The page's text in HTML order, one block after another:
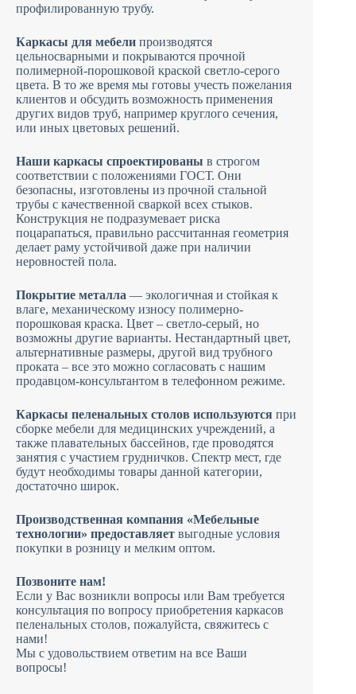
профилированную трубу.
Каркасы для мебели производятся
цельносварными и покрываются прочной
полимерной-порошковой краской светло-серого
цвета. В то же время мы готовы учесть пожелания
клиентов и обсудить возможность применения
других видов труб, например круглого сечения,
или иных цветовых решений.
Наши каркасы спроектированы в строгом
соответствии с положениями ГОСТ. Они
безопасны, изготовлены из прочной стальной
трубы с качественной сваркой всех стыков.
Конструкция не подразумевает риска
поцарапаться, правильно рассчитанная геометрия
делает раму устойчивой даже при наличии
неровностей пола.
Покрытие металла — экологичная и стойкая к
влаге, механическому износу полимерно-
порошковая краска. Цвет – светло-серый, но
возможны другие варианты. Нестандартный цвет,
альтернативные размеры, другой вид трубного
проката – все это можно согласовать с нашим
продавцом-консультантом в телефонном режиме.
Каркасы пеленальных столов используются при
сборке мебели для медицинских учреждений, а
также плавательных бассейнов, где проводятся
занятия с участием грудничков. Спектр мест, где
будут необходимы товары данной категории,
достаточно широк.
Производственная компания «Мебельные
технологии» предоставляет выгодные условия
покупки в розницу и мелким оптом.
Позвоните нам!
Если у Вас возникли вопросы или Вам требуется
консультация по вопросу приобретения каркасов
пеленальных столов, пожалуйста, свяжитесь с
нами!
Мы с удовольствием ответим на все Ваши
вопросы!